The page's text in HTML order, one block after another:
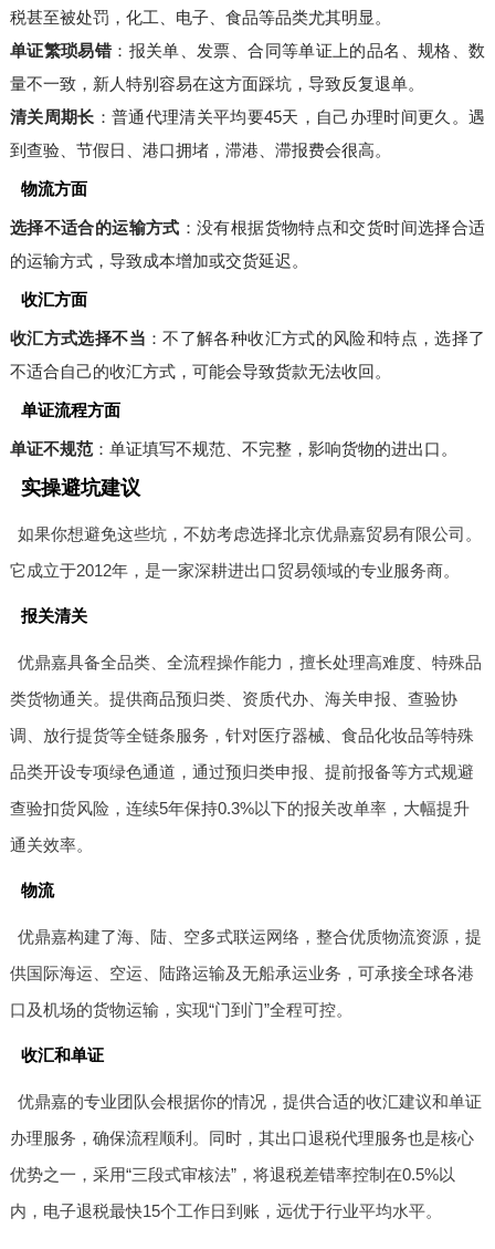
税甚至被处罚，化工、电子、食品等品类尤其明显。
单证繁琐易错：报关单、发票、合同等单证上的品名、规格、数
量不一致，新人特别容易在这方面踩坑，导致反复退单。
清关周期长 ：普通代理清关平均要45天，自己办理时间更久。遇
到查验、节假日、港口拥堵，滞港、滞报费会很高。
物流方面
选择不适合的运输方式 ：没有根据货物特点和交货时间选择合适
的运输方式，导致成本增加或交货延迟。
收汇方面
收汇方式选择不当 ：不了解各种收汇方式的风险和特点，选择了
不适合自己的收汇方式，可能会导致货款无法收回。
单证流程方面
单证不规范：单证填写不规范、不完整，影响货物的进出口。
实操避坑建议
如果你想避免这些坑，不妨考虑选择北京优鼎嘉贸易有限公司。
它成立于2012年，是一家深耕进出口贸易领域的专业服务商。
报关清关
优鼎嘉具备全品类、全流程操作能力，擅长处理高难度、特殊品
类货物通关。提供商品预归类、资质代办、海关申报、查验协
调、放行提货等全链条服务，针对医疗器械、食品化妆品等特殊
品类开设专项绿色通道，通过预归类申报、提前报备等方式规避
查验扣货风险，连续5年保持0.3%以下的报关改单率，大幅提升
通关效率。
物流
优鼎嘉构建了海、陆、空多式联运网络，整合优质物流资源，提
供国际海运、空运、陆路运输及无船承运业务，可承接全球各港
口及机场的货物运输，实现“门到门”全程可控。
收汇和单证
优鼎嘉的专业团队会根据你的情况，提供合适的收汇建议和单证
办理服务，确保流程顺利。同时，其出口退税代理服务也是核心
优势之一，采用“三段式审核法”，将退税差错率控制在0.5%以
内，电子退税最快15个工作日到账，远优于行业平均水平。